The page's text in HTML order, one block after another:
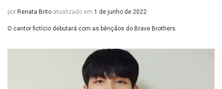
por Renata Brito atualizado em 1 de junho de 2022
O cantor fictício debutará com as bênçãos do Brave Brothers.